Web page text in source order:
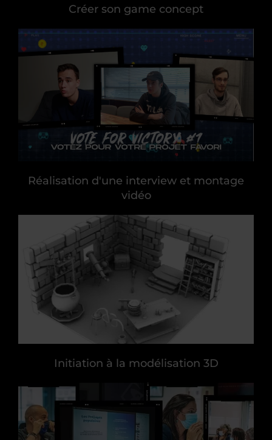
Créer son game concept
Réalisation d'une interview et montage
vidéo
Initiation à la modélisation 3D